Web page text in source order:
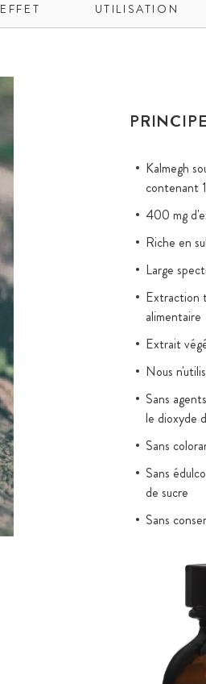
EFFET UTILISATION
Kalmegh
contenant
400 mg
Riche en
Large
Extraction
alimentaire
Extrait
Nous
Sans
le dioxyde
Sans
Sans
de sucre
Sans